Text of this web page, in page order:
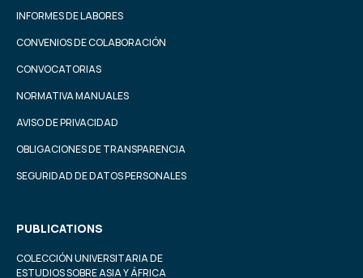
INFORMES DE LABORES
CONVENIOS DE COLABORACIÓN
CONVOCATORIAS
NORMATIVA MANUALES
AVISO DE PRIVACIDAD
OBLIGACIONES DE TRANSPARENCIA
SEGURIDAD DE DATOS PERSONALES
PUBLICATIONS
COLECCIÓN UNIVERSITARIA DE
ESTUDIOS SOBRE ASIA Y ÁFRICA